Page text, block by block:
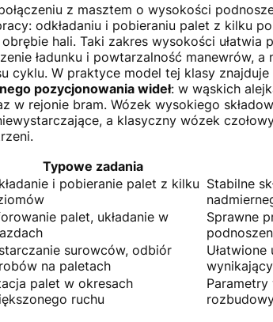
z masztem o wysokości
odkładaniu i pobieraniu palet z kilku
hali. Taki zakres wysokości
ładunku i powtarzalność manewrów,
cyklu. W praktyce model tej klasy
pozycjonowania wideł: w wąskich
w rejonie bram. Wózek wysokiego
a klasyczny wózek
Typowe zadania
i pobieranie palet z kilku Stabilne
palet, układanie w
Sprawne
surowców, odbiór
na paletach
palet w okresach
ruchu